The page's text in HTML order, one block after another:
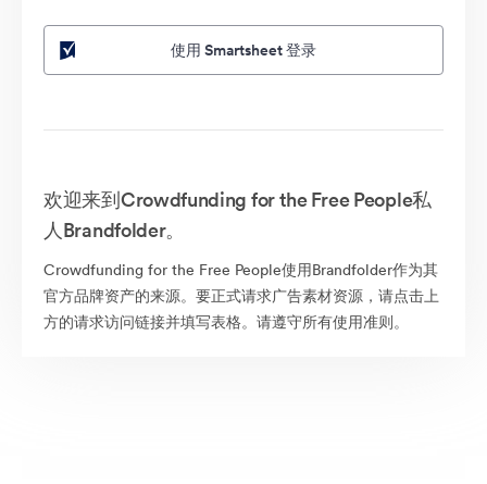
使用 Smartsheet 登录
欢迎来到Crowdfunding for the Free People私
人Brandfolder。
Crowdfunding for the Free People使用Brandfolder作为其
官方品牌资产的来源。要正式请求广告素材资源，请点击上
方的请求访问链接并填写表格。请遵守所有使用准则。